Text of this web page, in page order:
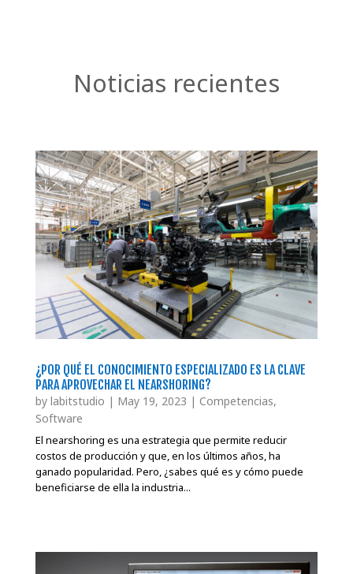
Noticias recientes
¿POR QUÉ EL CONOCIMIENTO ESPECIALIZADO ES LA CLAVE
PARA APROVECHAR EL NEARSHORING?
by labitstudio | May 19, 2023 | Competencias,
Software
El nearshoring es una estrategia que permite reducir
costos de producción y que, en los últimos años, ha
ganado popularidad. Pero, ¿sabes qué es y cómo puede
beneficiarse de ella la industria...